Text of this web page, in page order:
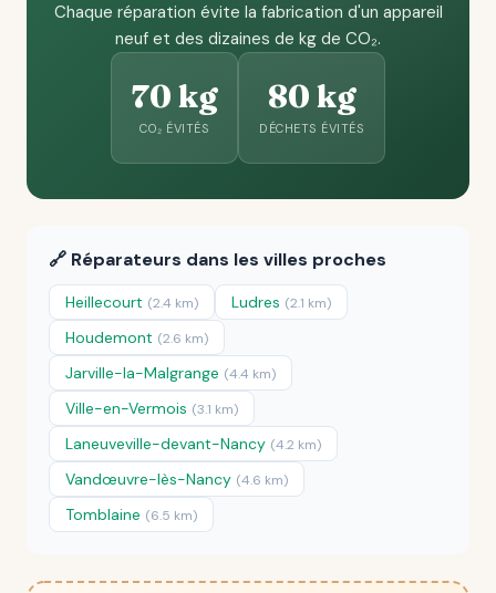
Chaque réparation évite la fabrication d'un appareil
neuf et des dizaines de kg de CO₂.
70 kg
CO₂ ÉVITÉS
80 kg
DÉCHETS ÉVITÉS
🔗 Réparateurs dans les villes proches
Heillecourt (2.4 km) Ludres (2.1 km)
Houdemont (2.6 km)
Jarville-la-Malgrange (4.4 km)
Ville-en-Vermois (3.1 km)
Laneuveville-devant-Nancy (4.2 km)
Vandœuvre-lès-Nancy (4.6 km)
Tomblaine (6.5 km)